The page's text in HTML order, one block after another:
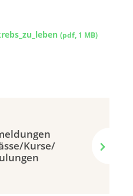
(pdf, 1 MB)
Kurse/